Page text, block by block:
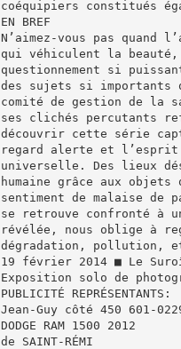
coéquipiers constitués
EN BREF
N’aimez-vous pas quand
qui véhiculent la beauté,
questionnement si
des sujets si importants
comité de gestion de la
ses clichés percutants
découvrir cette série
regard alerte et l’esprit
universelle. Des lieux
humaine grâce aux
sentiment de malaise
se retrouve confronté à
révélée, nous oblige à
dégradation, pollution,
19 février 2014 ■ Le
Exposition solo de
PUBLICITÉ REPRÉSENTANTS:
Jean-Guy côté 450 601-
DODGE RAM 1500 2012
de SAINT-RÉMI